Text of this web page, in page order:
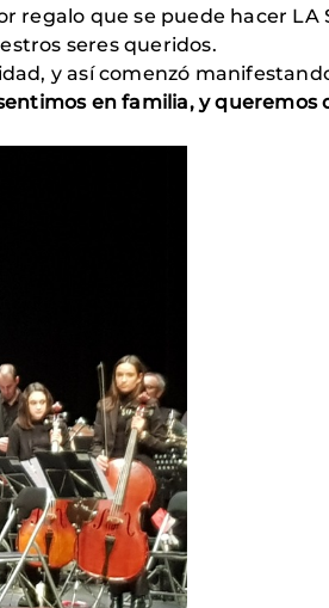
regalo que se puede hacer LA
seres queridos.
y así comenzó
en familia, y queremos